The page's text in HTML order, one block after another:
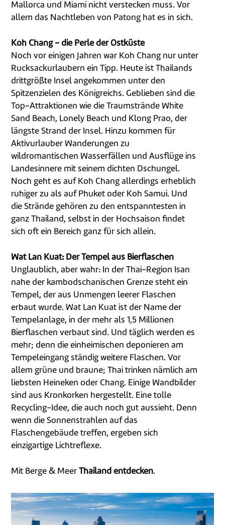
Mallorca und Miami nicht verstecken muss. Vor
allem das Nachtleben von Patong hat es in sich.
Koh Chang - die Perle der Ostküste
Noch vor einigen Jahren war Koh Chang nur unter
Rucksackurlaubern ein Tipp. Heute ist Thailands
drittgrößte Insel angekommen unter den
Spitzenzielen des Königreichs. Geblieben sind die
Top-Attraktionen wie die Traumstrände White
Sand Beach, Lonely Beach und Klong Prao, der
längste Strand der Insel. Hinzu kommen für
Aktivurlauber Wanderungen zu
wildromantischen Wasserfällen und Ausflüge ins
Landesinnere mit seinem dichten Dschungel.
Noch geht es auf Koh Chang allerdings erheblich
ruhiger zu als auf Phuket oder Koh Samui. Und
die Strände gehören zu den entspanntesten in
ganz Thailand, selbst in der Hochsaison findet
sich oft ein Bereich ganz für sich allein.
Wat Lan Kuat: Der Tempel aus Bierflaschen
Unglaublich, aber wahr: In der Thai-Region Isan
nahe der kambodschanischen Grenze steht ein
Tempel, der aus Unmengen leerer Flaschen
erbaut wurde. Wat Lan Kuat ist der Name der
Tempelanlage, in der mehr als 1,5 Millionen
Bierflaschen verbaut sind. Und täglich werden es
mehr; denn die einheimischen deponieren am
Tempeleingang ständig weitere Flaschen. Vor
allem grüne und braune; Thai trinken nämlich am
liebsten Heineken oder Chang. Einige Wandbilder
sind aus Kronkorken hergestellt. Eine tolle
Recycling-Idee, die auch noch gut aussieht. Denn
wenn die Sonnenstrahlen auf das
Flaschengebäude treffen, ergeben sich
einzigartige Lichtreflexe.
Mit Berge & MeerThailand entdecken.